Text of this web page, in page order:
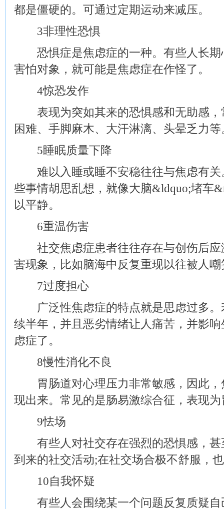
都是僵硬的。可通过定期运动来减压。
3非理性恐惧
恐惧症是焦虑症的一种。有些人长期
害怕对象，就可能是焦虑症在作怪了。
4惊恐发作
表现为突如其来的恐惧感和无助感，
困难、手脚麻木、大汗淋漓、头晕乏力等
5睡眠质量下降
难以入睡或睡不安稳往往与焦虑有关
些事情胡思乱想，就像大脑&ldquo;堵车
以平静。
6重温伤害
社交焦虑症患者往往存在与创伤后应
害现象，比如脑海中反复重现以往被人
7过度担心
广泛性焦虑症的特点就是思虑过多。
续半年，并且恶劣情绪让人痛苦，并影
虑症了。
8慢性消化不良
胃肠道对心理压力非常敏感，因此，
现出来。常见的是肠易激综合征，表现
9怯场
有些人对社交存在强烈的恐惧感，甚
到来的社交活动;在社交场合极不舒服，
10自我怀疑
有些人会围绕某一个问题反复质疑自